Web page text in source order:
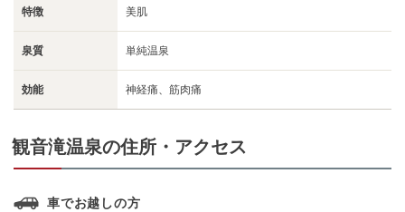
特徴 美肌
泉質 単純温泉
効能 神経痛、筋肉痛
観音滝温泉の住所・アクセス
車でお越しの方